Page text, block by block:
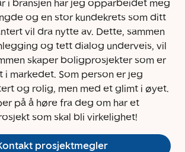
i bransjen har jeg opparbeidet meg
og en stor kundekrets som ditt
vil dra nytte av. Dette, sammen
og tett dialog underveis, vil
skaper boligprosjekter som er
i markedet. Som person er jeg
og rolig, men med et glimt i øyet.
på å høre fra deg om har et
som skal bli virkelighet!
prosjektmegler